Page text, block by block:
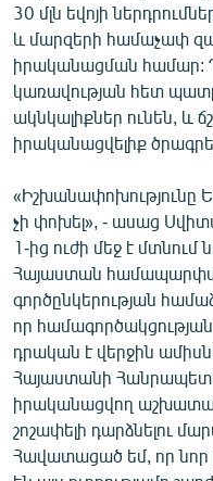
30 մլն եվոյի
և մարզերի համաչափ
իրականացման համար:
կառավության հետ
ակնկալիքներ ունեն, և
իրականացվելիք
«Իշխանափոխությունը
չի փոխել», - ասաց
1-ից ուժի մեջ է
Հայաստան
գործընկերության
որ
դրական է վերջին
Հայաստանի
իրականացվող
շոշափելի դարձնելու
Հավատացած եմ, որ նոր